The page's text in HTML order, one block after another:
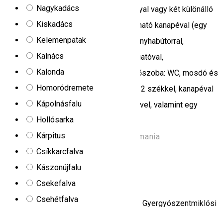
Nagykadács
Kiskadács
Kelemenpatak
Kalnács
Kalonda
Homoródremete
Kápolnásfalu
Hollósarka
Kárpitus
Csíkkarcfalva
Kászonújfalu
Csekefalva
Csehétfalva
Hálószoba: 140x200 cm-es franciaággyal vagy két különálló
ággyal • Nappali: kandallóval, 1-2 kihúzható kanapéval (egy
gyerekek számára), étkezőasztallal, konyhabútorral,
hűtőszekrénnyel, gáztűzhellyel, mosogatóval,
evőeszközökkel és edényekkel • Fürdőszoba: WC, mosdó és
zuhanykabin • Terasz (18 m²): asztallal, 2 székkel, kanapéval
és természetes fából készült sarokülővel, valamint egy
függőággyal
Strada Principala, Bucin 537132, Romania
KempingPanzió
Cristina
A Cristina panzió és kemping Gyilkostó Gyergyószentmiklósi